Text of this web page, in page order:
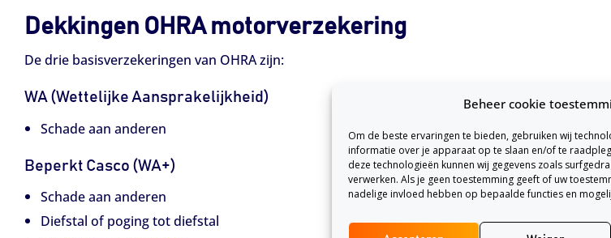
Beheer cookie
Om de beste ervaringen te bieden, gebruiken wij
informatie over je apparaat op te slaan en/of te
deze technologieën kunnen wij gegevens zoals
verwerken. Als je geen toestemming geeft of uw
nadelige invloed hebben op bepaalde functies en
Dekkingen OHRA motorverzekering
De drie basisverzekeringen van OHRA zijn:
WA (Wettelijke Aansprakelijkheid)
Schade aan anderen
Beperkt Casco (WA+)
Schade aan anderen
Diefstal of poging tot diefstal